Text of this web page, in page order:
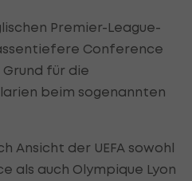
Premier-League-
Conference
für die
beim sogenannten
Ansicht der UEFA sowohl
als auch Olympique Lyon